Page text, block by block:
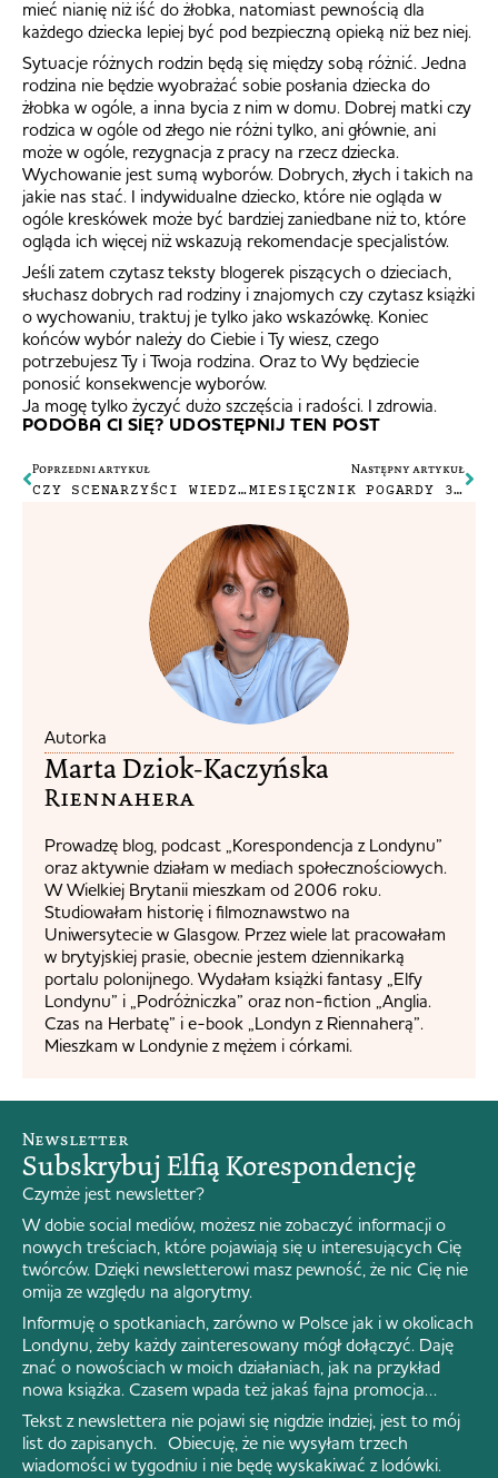
mieć nianię niż iść do żłobka, natomiast pewnością dla
każdego dziecka lepiej być pod bezpieczną opieką niż bez niej.
Sytuacje różnych rodzin będą się między sobą różnić. Jedna
rodzina nie będzie wyobrażać sobie posłania dziecka do
żłobka w ogóle, a inna bycia z nim w domu. Dobrej matki czy
rodzica w ogóle od złego nie różni tylko, ani głównie, ani
może w ogóle, rezygnacja z pracy na rzecz dziecka.
Wychowanie jest sumą wyborów. Dobrych, złych i takich na
jakie nas stać. I indywidualne dziecko, które nie ogląda w
ogóle kreskówek może być bardziej zaniedbane niż to, które
ogląda ich więcej niż wskazują rekomendacje specjalistów.
Jeśli zatem czytasz teksty blogerek piszących o dzieciach,
słuchasz dobrych rad rodziny i znajomych czy czytasz książki
o wychowaniu, traktuj je tylko jako wskazówkę. Koniec
końców wybór należy do Ciebie i Ty wiesz, czego
potrzebujesz Ty i Twoja rodzina. Oraz to Wy będziecie
ponosić konsekwencje wyborów.
Ja mogę tylko życzyć dużo szczęścia i radości. I zdrowia.
PODOBA CI SIĘ? UDOSTĘPNIJ TEN POST
Poprzedni artykuł
CZY SCENARZYŚCI WIEDZĄ NAJLEPIEJ CZYLI O BRIDGERTONACH I INNYCH SERIALOWYCH ADAPTACJACH
Następny artykuł
MIESIĘCZNIK POGARDY 3/2022
Autorka
Marta Dziok-Kaczyńska
Riennahera​
Prowadzę blog, podcast „Korespondencja z Londynu”
oraz aktywnie działam w mediach społecznościowych.
W Wielkiej Brytanii mieszkam od 2006 roku.
Studiowałam historię i filmoznawstwo na
Uniwersytecie w Glasgow. Przez wiele lat pracowałam
w brytyjskiej prasie, obecnie jestem dziennikarką
portalu polonijnego. Wydałam książki fantasy „Elfy
Londynu” i „Podróżniczka” oraz non-fiction „Anglia.
Czas na Herbatę” i e-book „Londyn z Riennaherą”.
Mieszkam w Londynie z mężem i córkami.
Newsletter
Subskrybuj Elfią Korespondencję
Czymże jest newsletter?
W dobie social mediów, możesz nie zobaczyć informacji o
nowych treściach, które pojawiają się u interesujących Cię
twórców. Dzięki newsletterowi masz pewność, że nic Cię nie
omija ze względu na algorytmy.
Informuję o spotkaniach, zarówno w Polsce jak i w okolicach
Londynu, żeby każdy zainteresowany mógł dołączyć. Daję
znać o nowościach w moich działaniach, jak na przykład
nowa książka. Czasem wpada też jakaś fajna promocja…
Tekst z newslettera nie pojawi się nigdzie indziej, jest to mój
list do zapisanych. Obiecuję, że nie wysyłam trzech
wiadomości w tygodniu i nie będę wyskakiwać z lodówki.